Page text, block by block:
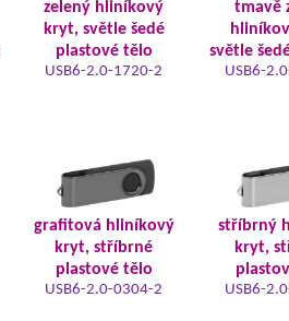
zelený hliníkový
kryt, světle šedé
plastové tělo
USB6-2.0-1720-2
tmavě
světle
USB6-
grafitová hliníkový
kryt, stříbrné
plastové tělo
USB6-2.0-0304-2
stříbrný
kryt,
USB6-